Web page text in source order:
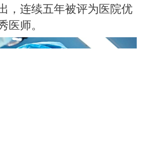
，连续五年被评为医院优
医师。